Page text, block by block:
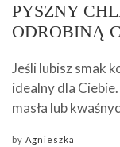
PYSZNY
ODROBINĄ
Jeśli lubisz smak
idealny dla
masła lub
by Agnieszka